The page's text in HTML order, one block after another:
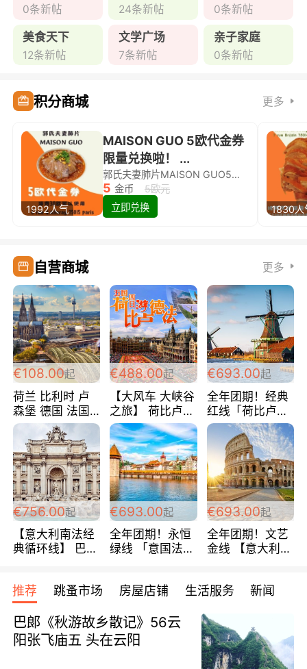
0条新帖 24条新帖 0条新帖
美食天下
12条新帖
文学广场
7条新帖
亲子家庭
0条新帖
积分商城 更多
1992人气
MAISON GUO 5欧代金券
限量兑换啦！ ...
郭氏夫妻肺片MAISON GUO5欧代金券限量兑换啦！
5 金币
5欧元
立即兑换
1830人
自营商城 更多
€108.00起
荷兰 比利时 卢
森堡 德国 法国
超爽玩遍西欧 循
环线 全程四星宾
馆 108欧/人/天
€488.00起
【大风车 大峡谷
之旅】 荷比卢德
法 巴黎上下 经
典五国四日游
488欧/人
€693.00起
全年团期！经典
红线「荷比卢德
法」七天循环 五
国 仅售99欧/人/
天！巴黎上下！
包拼房~
€756.00起
【意大利南法经
典循环线】 巴黎
宾馆 108欧/天起
全程756欧/位
€693.00起
全年团期！永恒
绿线 「意国法
欧/天起 ~包拼房
€693.00起
全年团期！文艺
金线 【意大利一
每周铁发！
推荐 跳蚤市场 房屋店铺 生活服务 新闻
巴郞《秋游故乡散记》56云
阳张飞庙五 头在云阳